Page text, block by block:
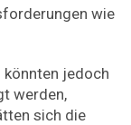
wie
könnten jedoch
werden,
sich die